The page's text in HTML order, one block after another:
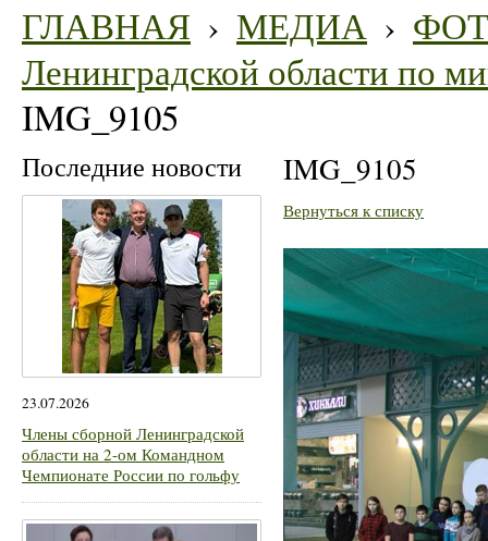
ГЛАВНАЯ › МЕДИА ›
Ленинградской области по
IMG_9105
Последние новости
23.07.2026
Члены сборной Ленинградской
области на 2-ом Командном
Чемпионате России по гольфу
IMG_9105
Вернуться к списку